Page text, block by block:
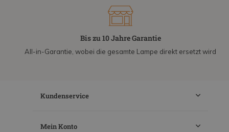
Bis zu 10 Jahre Garantie
All-in-Garantie, wobei die gesamte Lampe direkt ersetzt wird
Kundenservice
Mein Konto